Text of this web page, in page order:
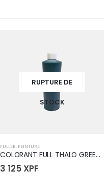
RUPTURE DE
STOCK
FULLER, PEINTURE
COLORANT FULL THALO GREEN 12oz
3 125 XPF